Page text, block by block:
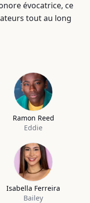
évocatrice, ce
tout au long
Ramon Reed
Eddie
Isabella Ferreira
Bailey